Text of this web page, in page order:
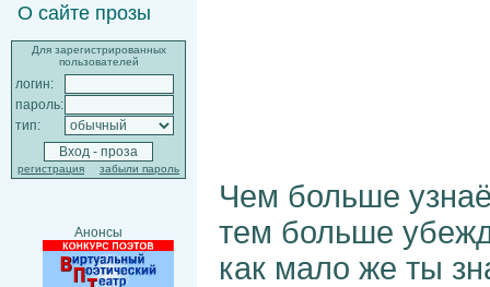
О сайте прозы
Для зарегистрированных
пользователей
логин:
пароль:
тип:
регистрация забыли пароль
Анонсы
Чем больше
тем больше
как мало же ты